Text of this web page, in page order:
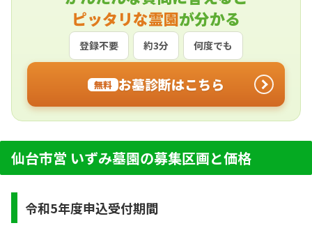
ピッタリな霊園が分かる
登録不要 約3分 何度でも
無料 お墓診断はこちら
仙台市営 いずみ墓園の募集区画と価格
令和5年度申込受付期間